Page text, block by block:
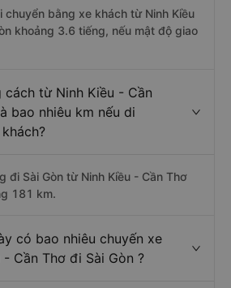
chuyển bằng xe khách từ Ninh Kiều
khoảng 3.6 tiếng, nếu mật độ giao
cách từ Ninh Kiều - Cần
bao nhiêu km nếu di
đi Sài Gòn từ Ninh Kiều - Cần Thơ
181 km.
có bao nhiêu chuyến xe
Cần Thơ đi Sài Gòn ?